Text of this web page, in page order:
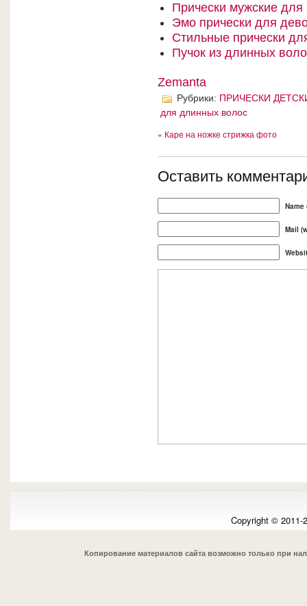
Прически мужские
Эмо прически для
Стильные прически
Пучок из длинных
Zemanta
Рубрики: ПРИЧЕСКИ
для длинных волос
« Каре на ножке стрижка фото
Оставить
Name
Mail
Copyright © 2011-
Копирование материалов сайта возможно только при